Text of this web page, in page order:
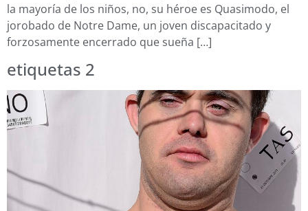
la mayoría de los niños, no, su héroe es Quasimodo, el
jorobado de Notre Dame, un joven discapacitado y
forzosamente encerrado que sueña […]
etiquetas 2